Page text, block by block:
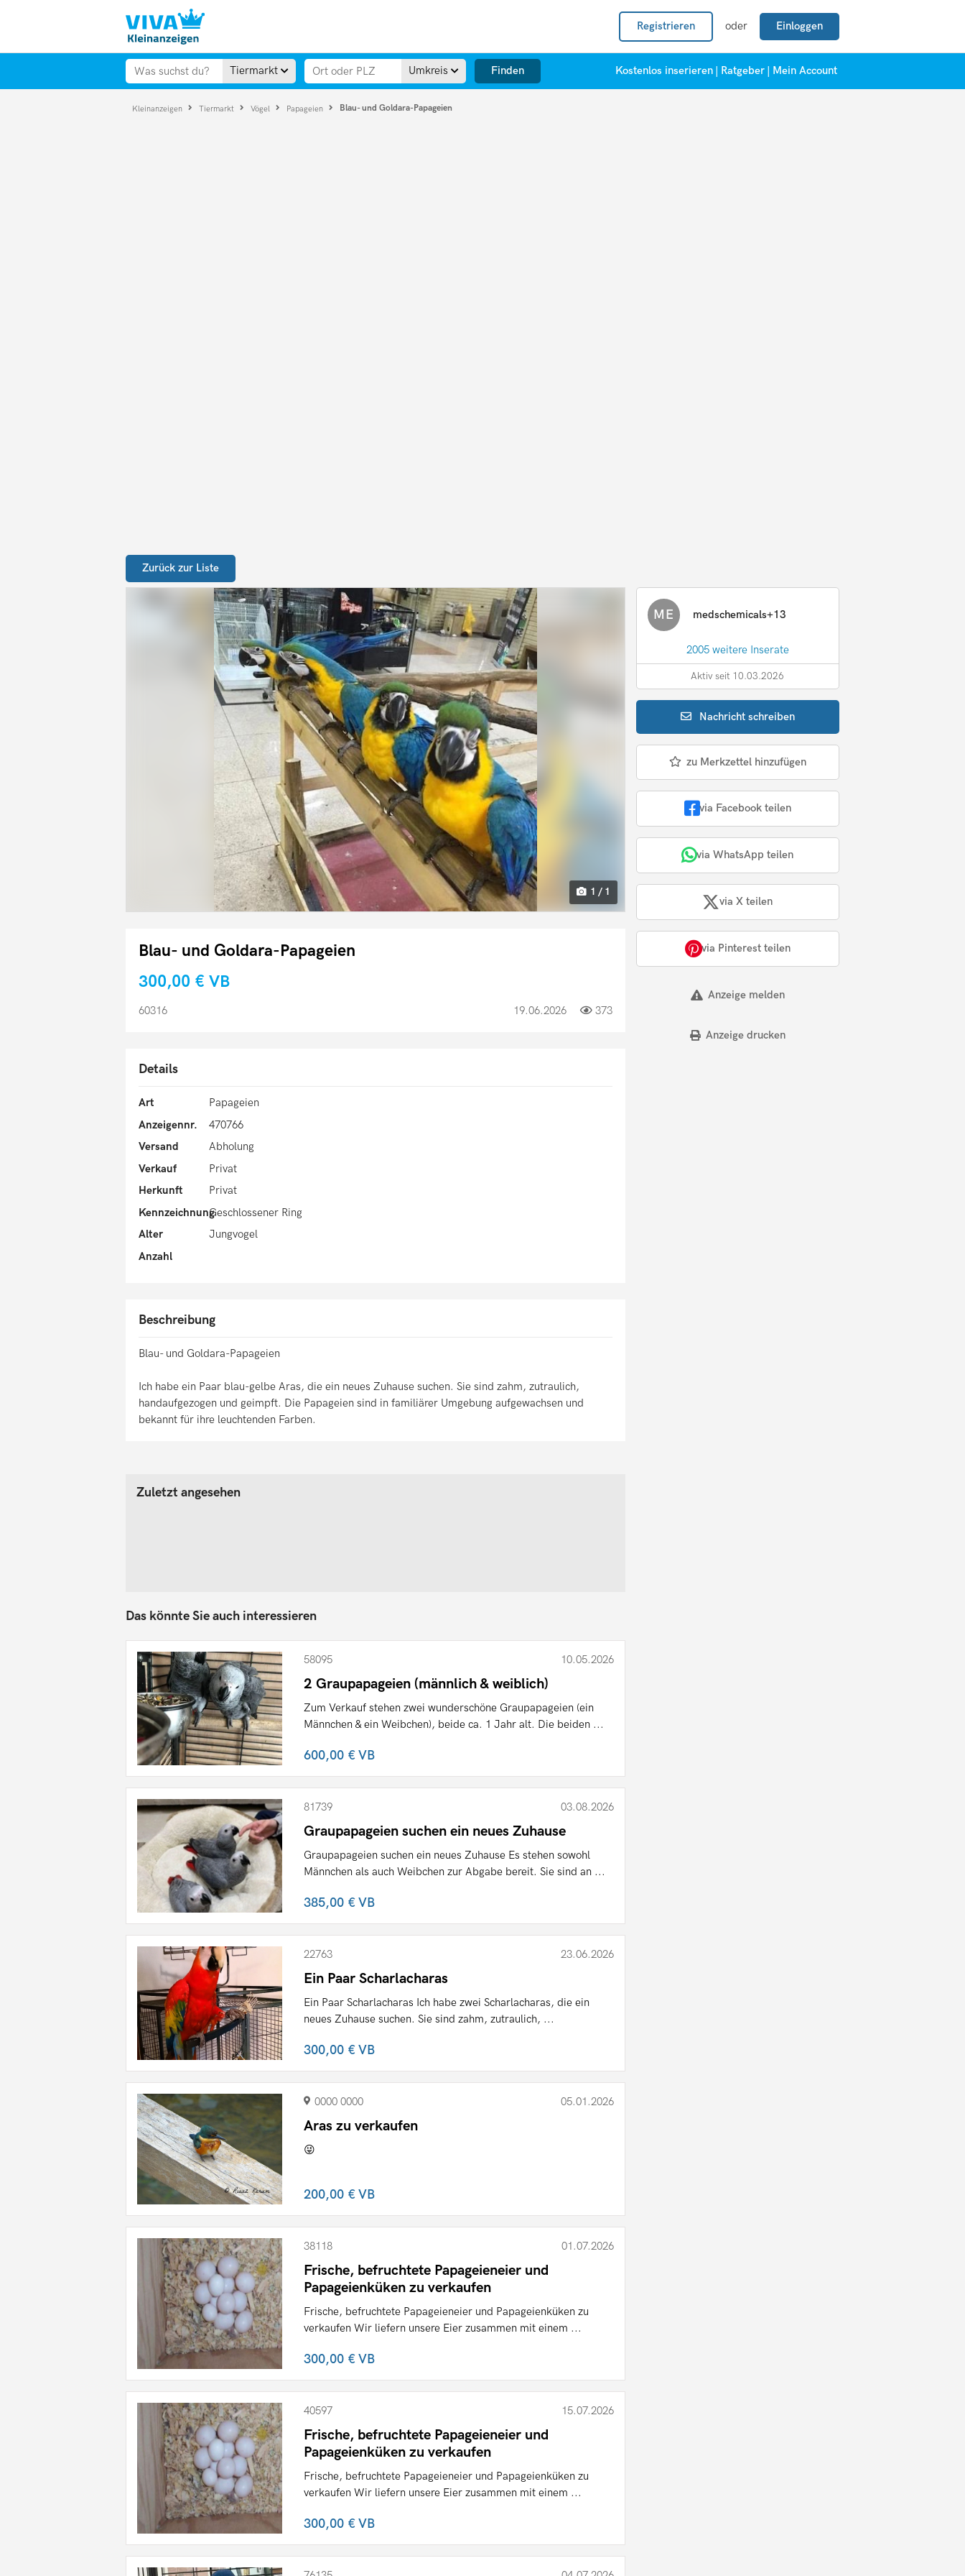
Registrieren oder Einloggen
Tiermarkt Umkreis Finden Kostenlos inserieren Ratgeber Mein Account
Kleinanzeigen Tiermarkt Vögel Papageien Blau- und Goldara-Papageien
Zurück zur Liste
1 / 1
Blau- und Goldara-Papageien
300,00 € VB
60316 19.06.2026 373
Details
Art
Papageien
Anzeigennr.
470766
Versand
Abholung
Verkauf
Privat
Herkunft
Privat
KennzeichnungGeschlossener Ring
Alter
Jungvogel
Anzahl
Beschreibung
Blau- und Goldara-Papageien
Ich habe ein Paar blau-gelbe Aras, die ein neues Zuhause suchen. Sie sind zahm, zutraulich,
handaufgezogen und geimpft. Die Papageien sind in familiärer Umgebung aufgewachsen und
bekannt für ihre leuchtenden Farben.
ME medschemicals+13
2005 weitere Inserate
Aktiv seit 10.03.2026
Nachrichtschreiben
zu Merkzettel hinzufügen
via Facebook teilen
via WhatsApp teilen
via X teilen
via Pinterest teilen
Anzeige melden
Anzeige drucken
Zuletzt angesehen
Das könnte Sie auch interessieren
58095 10.05.2026
2 Graupapageien (männlich & weiblich)
Zum Verkauf stehen zwei wunderschöne Graupapageien (ein
Männchen & ein Weibchen), beide ca. 1 Jahr alt. Die beiden ...
600,00 €VB
81739 03.08.2026
Graupapageien suchen ein neues Zuhause
Graupapageien suchen ein neues Zuhause Es stehen sowohl
Männchen als auch Weibchen zur Abgabe bereit. Sie sind an ...
385,00 €VB
22763 23.06.2026
Ein Paar Scharlacharas
Ein Paar Scharlacharas Ich habe zwei Scharlacharas, die ein
neues Zuhause suchen. Sie sind zahm, zutraulich, ...
300,00 €VB
0000 0000 05.01.2026
Aras zu verkaufen
😜
200,00 €VB
38118 01.07.2026
Frische, befruchtete Papageieneier und
Papageienküken zu verkaufen
Frische, befruchtete Papageieneier und Papageienküken zu
verkaufen Wir liefern unsere Eier zusammen mit einem ...
300,00 €VB
40597 15.07.2026
Frische, befruchtete Papageieneier und
Papageienküken zu verkaufen
Frische, befruchtete Papageieneier und Papageienküken zu
verkaufen Wir liefern unsere Eier zusammen mit einem ...
300,00 €VB